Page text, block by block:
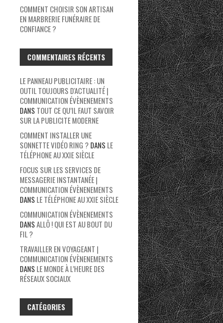
COMMENT CHOISIR SON ARTISAN
EN MARBRERIE FUNÉRAIRE DE
CONFIANCE ?
COMMENTAIRES RÉCENTS
LE PANNEAU PUBLICITAIRE : UN
OUTIL TOUJOURS D'ACTUALITÉ |
COMMUNICATION ÉVÈNENEMENTS
DANS TOUT CE QU’IL FAUT SAVOIR
SUR LA PUBLICITE MODERNE
COMMENT INSTALLER UNE
SONNETTE VIDÉO RING ? DANS LE
TÉLÉPHONE AU XXIE SIÈCLE
FOCUS SUR LES SERVICES DE
MESSAGERIE INSTANTANÉE |
COMMUNICATION ÉVÈNENEMENTS
DANS LE TÉLÉPHONE AU XXIE SIÈCLE
COMMUNICATION ÉVÈNENEMENTS
DANSALLÔ ! QUI EST AU BOUT DU
FIL ?
TRAVAILLER EN VOYAGEANT |
COMMUNICATION ÉVÈNENEMENTS
DANS LE MONDE À L’HEURE DES
RÉSEAUX SOCIAUX
CATÉGORIES